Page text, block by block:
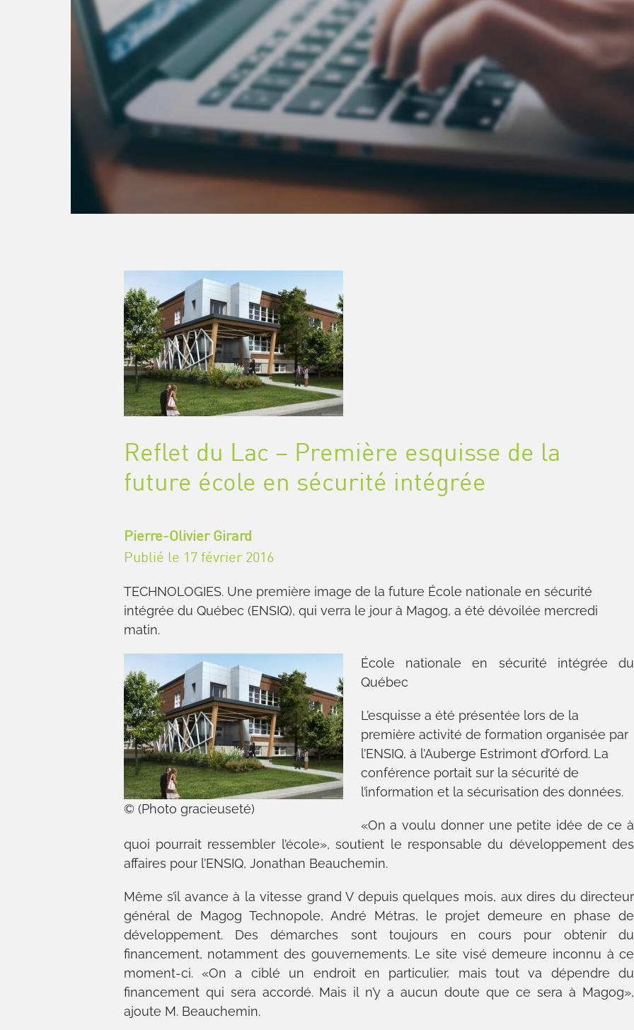
Reflet du Lac – Première esquisse de la
future école en sécurité intégrée
Pierre-Olivier Girard
Publié le 17 février 2016
TECHNOLOGIES. Une première image de la future École nationale en sécurité
intégrée du Québec (ENSIQ), qui verra le jour à Magog, a été dévoilée mercredi
matin.
© (Photo gracieuseté)
École nationale en sécurité intégrée du
Québec
L’esquisse a été présentée lors de la
première activité de formation organisée par
l’ENSIQ, à l’Auberge Estrimont d’Orford. La
conférence portait sur la sécurité de
l’information et la sécurisation des données.
«On a voulu donner une petite idée de ce à
quoi pourrait ressembler l’école», soutient le responsable du développement des
affaires pour l’ENSIQ, Jonathan Beauchemin.
Même s’il avance à la vitesse grand V depuis quelques mois, aux dires du directeur
général de Magog Technopole, André Métras, le projet demeure en phase de
développement. Des démarches sont toujours en cours pour obtenir du
financement, notamment des gouvernements. Le site visé demeure inconnu à ce
moment-ci. «On a ciblé un endroit en particulier, mais tout va dépendre du
financement qui sera accordé. Mais il n’y a aucun doute que ce sera à Magog»,
ajoute M. Beauchemin.